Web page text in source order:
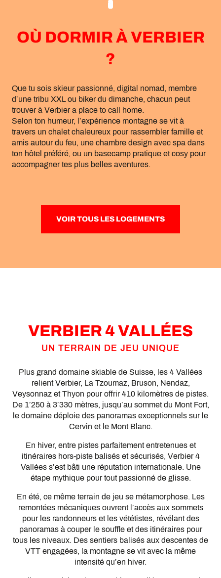
OÙ DORMIR À VERBIER
?
Que tu sois skieur passionné, digital nomad, membre
d’une tribu XXL ou biker du dimanche, chacun peut
trouver à Verbier a place to call home.
Selon ton humeur, l’expérience montagne se vit à
travers un chalet chaleureux pour rassembler famille et
amis autour du feu, une chambre design avec spa dans
ton hôtel préféré, ou un basecamp pratique et cosy pour
accompagner tes plus belles aventures.
VOIR TOUS LES LOGEMENTS
VERBIER 4 VALLÉES
UN TERRAIN DE JEU UNIQUE
Plus grand domaine skiable de Suisse, les 4 Vallées
relient Verbier, La Tzoumaz, Bruson, Nendaz,
Veysonnaz et Thyon pour offrir 410 kilomètres de pistes.
De 1’250 à 3’330 mètres, jusqu’au sommet du Mont Fort,
le domaine déploie des panoramas exceptionnels sur le
Cervin et le Mont Blanc.
En hiver, entre pistes parfaitement entretenues et
itinéraires hors-piste balisés et sécurisés, Verbier 4
Vallées s’est bâti une réputation internationale. Une
étape mythique pour tout passionné de glisse.
En été, ce même terrain de jeu se métamorphose. Les
remontées mécaniques ouvrent l’accès aux sommets
pour les randonneurs et les vététistes, révélant des
panoramas à couper le souffle et des itinéraires pour
tous les niveaux. Des sentiers balisés aux descentes de
VTT engagées, la montagne se vit avec la même
intensité qu’en hiver.